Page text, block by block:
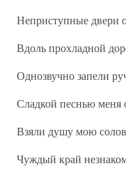
Неприступные двери
Вдоль прохладной
Однозвучно запели
Сладкой песнью меня
Взяли душу мою
Чуждый край